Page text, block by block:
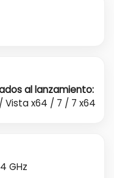
al lanzamiento:
Vista x64 / 7 / 7 x64
GHz